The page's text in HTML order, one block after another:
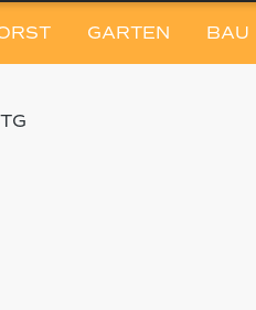
GARTEN BAU